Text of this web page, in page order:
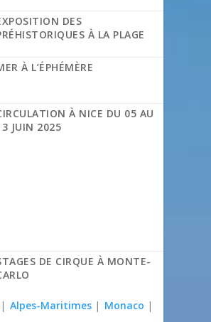
DES
À LA PLAGE
À L’ÉPHÉMÈRE
À NICE DU 05 AU
JUIN 2025
DE CIRQUE À MONTE-
| Alpes-Maritimes | Monaco |